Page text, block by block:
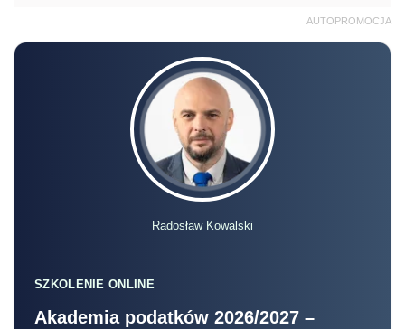
AUTOPROMOCJA
Radosław Kowalski
SZKOLENIE ONLINE
Akademia podatków 2026/2027 –